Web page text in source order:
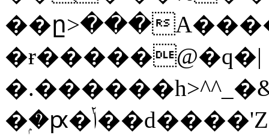
��ը>���
�ɍ�����@�q�|
�ۭ�ԗ�ݳ��d����'Z����>!pQ}